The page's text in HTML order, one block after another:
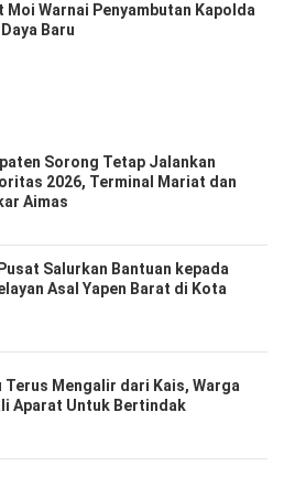
Moi Warnai Penyambutan Kapolda
Baru
Sorong Tetap Jalankan
2026, Terminal Mariat dan
Aimas
Salurkan Bantuan kepada
Asal Yapen Barat di Kota
Terus Mengalir dari Kais, Warga
Aparat Untuk Bertindak